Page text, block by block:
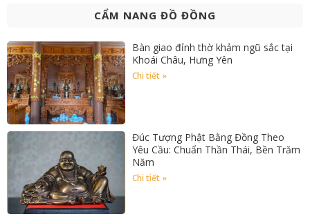
CẨM NANG ĐỒ ĐỒNG
Bàn giao đỉnh thờ khảm ngũ sắc tại
Khoái Châu, Hưng Yên
Chi tiết »
Đúc Tượng Phật Bằng Đồng Theo
Yêu Cầu: Chuẩn Thần Thái, Bền Trăm
Năm
Chi tiết »